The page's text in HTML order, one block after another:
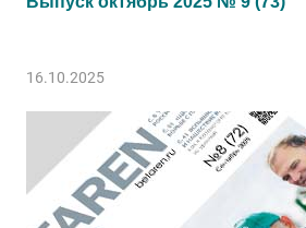
16.10.2025